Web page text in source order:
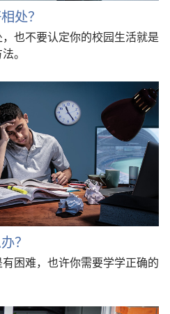
处？
也不要认定你的校园生活就是
。
？
困难，也许你需要学学正确的